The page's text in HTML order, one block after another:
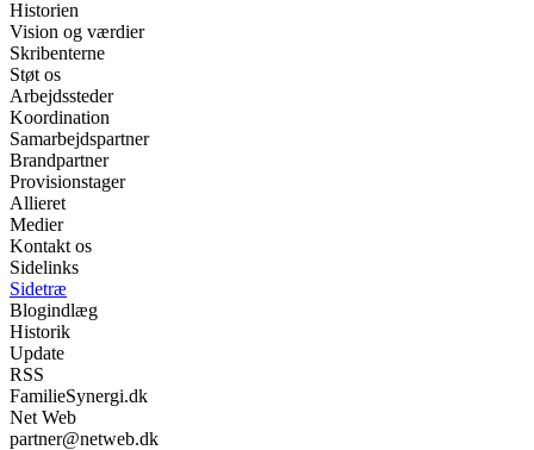
Historien
Vision og værdier
Skribenterne
Støt os
Arbejdssteder
Koordination
Samarbejdspartner
Brandpartner
Provisionstager
Allieret
Medier
Kontakt os
Sidelinks
Sidetræ
Blogindlæg
Historik
Update
RSS
FamilieSynergi.dk
Net Web
partner@netweb.dk